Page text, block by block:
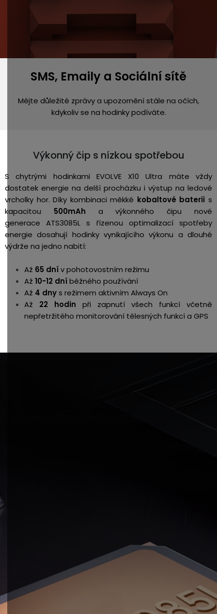
SMS, Emaily a Sociální sítě
Mějte důležité zprávy a upozornění stále na očích,
kdykoliv se na hodinky podíváte.
Výkonný čip s nízkou spotřebou
S chytrými hodinkami EVOLVE X10 Ultra máte vždy
dostatek energie na delší procházku i výstup na ledové
vrcholky hor.Díky kombinaci měkké kobaltové baterii s
kapacitou 500mAh a výkonného čipu nové
generace ATS3085L s řízenou optimalizací spotřeby
energie dosahují hodinky vynikajícího výkonu a dlouhé
výdrže na jedno nabití:
Až 65 dnív pohotovostním režimu
Až 10-12 dníběžného používání
Až 4 dnys režimem aktivním Always On
Až 22 hodin při zapnutí všech funkcí včetně
nepřetržitého monitorování tělesných funkcí a GPS